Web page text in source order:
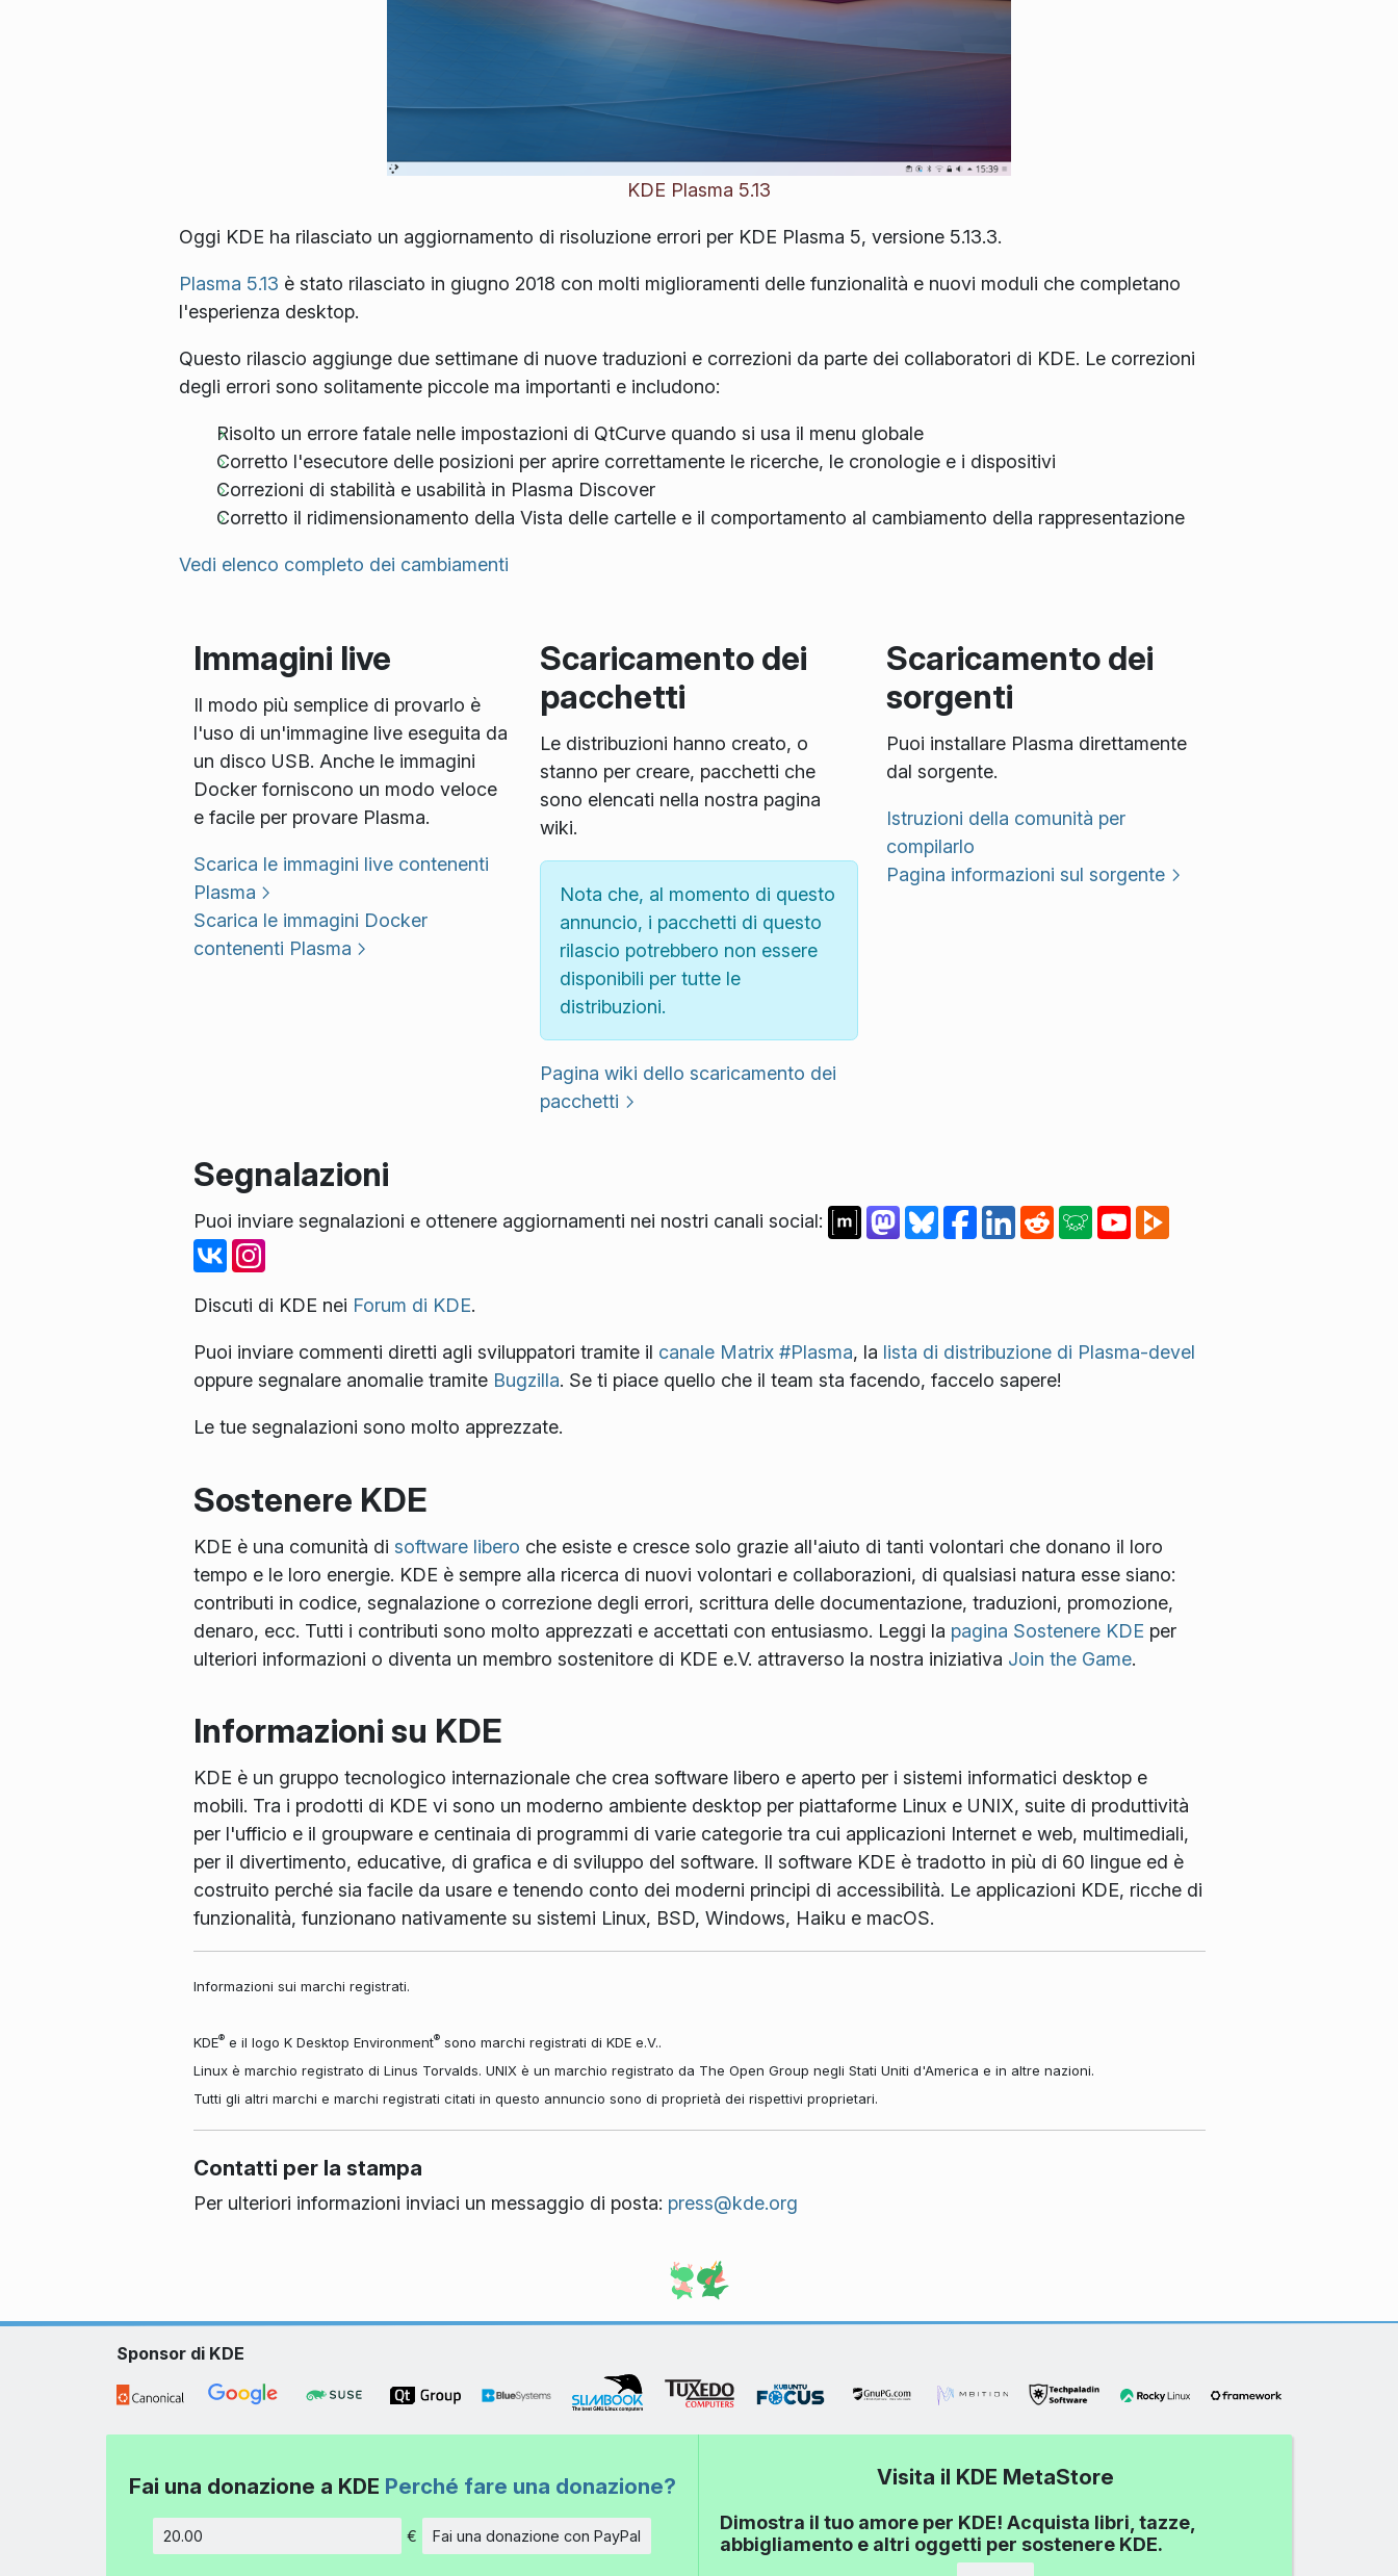
KDE Plasma 5.13
Oggi KDE ha rilasciato un aggiornamento di risoluzione errori per KDE Plasma 5, versione 5.13.3.
Plasma 5.13 è stato rilasciato in giugno 2018 con molti miglioramenti delle funzionalità e nuovi moduli che completano
l'esperienza desktop.
Questo rilascio aggiunge due settimane di nuove traduzioni e correzioni da parte dei collaboratori di KDE. Le correzioni
degli errori sono solitamente piccole ma importanti e includono:
Risolto un errore fatale nelle impostazioni di QtCurve quando si usa il menu globale
Corretto l'esecutore delle posizioni per aprire correttamente le ricerche, le cronologie e i dispositivi
Correzioni di stabilità e usabilità in Plasma Discover
Corretto il ridimensionamento della Vista delle cartelle e il comportamento al cambiamento della rappresentazione
Vedi elenco completo dei cambiamenti
Immagini live
Il modo più semplice di provarlo è
l'uso di un'immagine live eseguita da
un disco USB. Anche le immagini
Docker forniscono un modo veloce
e facile per provare Plasma.
Scarica le immagini live contenenti
Plasma
Scarica le immagini Docker
contenenti Plasma
Scaricamento dei
pacchetti
Le distribuzioni hanno creato, o
stanno per creare, pacchetti che
sono elencati nella nostra pagina
wiki.
Nota che, al momento di questo
annuncio, i pacchetti di questo
rilascio potrebbero non essere
disponibili per tutte le
distribuzioni.
Pagina wiki dello scaricamento dei
pacchetti
Scaricamento dei
sorgenti
Puoi installare Plasma direttamente
dal sorgente.
Istruzioni della comunità per
compilarlo
Pagina informazioni sul sorgente
Segnalazioni
Puoi inviare segnalazioni e ottenere aggiornamenti nei nostri canali social:
Discuti di KDE nei Forum di KDE.
Puoi inviare commenti diretti agli sviluppatori tramite il canale Matrix #Plasma, la lista di distribuzione di Plasma-devel
oppure segnalare anomalie tramite Bugzilla. Se ti piace quello che il team sta facendo, faccelo sapere!
Le tue segnalazioni sono molto apprezzate.
Sostenere KDE
KDE è una comunità di software libero che esiste e cresce solo grazie all'aiuto di tanti volontari che donano il loro
tempo e le loro energie. KDE è sempre alla ricerca di nuovi volontari e collaborazioni, di qualsiasi natura esse siano:
contributi in codice, segnalazione o correzione degli errori, scrittura delle documentazione, traduzioni, promozione,
denaro, ecc. Tutti i contributi sono molto apprezzati e accettati con entusiasmo. Leggi la pagina Sostenere KDE per
ulteriori informazioni o diventa un membro sostenitore di KDE e.V. attraverso la nostra iniziativa Join the Game.
Informazioni su KDE
KDE è un gruppo tecnologico internazionale che crea software libero e aperto per i sistemi informatici desktop e
mobili. Tra i prodotti di KDE vi sono un moderno ambiente desktop per piattaforme Linux e UNIX, suite di produttività
per l'ufficio e il groupware e centinaia di programmi di varie categorie tra cui applicazioni Internet e web, multimediali,
per il divertimento, educative, di grafica e di sviluppo del software. Il software KDE è tradotto in più di 60 lingue ed è
costruito perché sia facile da usare e tenendo conto dei moderni principi di accessibilità. Le applicazioni KDE, ricche di
funzionalità, funzionano nativamente su sistemi Linux, BSD, Windows, Haiku e macOS.
Informazioni sui marchi registrati.
KDE®e il logo K Desktop Environment®sono marchi registrati di KDE e.V..
Linux è marchio registrato di Linus Torvalds. UNIX è un marchio registrato da The Open Group negli Stati Uniti d'America e in altre nazioni.
Tutti gli altri marchi e marchi registrati citati in questo annuncio sono di proprietà dei rispettivi proprietari.
Contatti per la stampa
Per ulteriori informazioni inviaci un messaggio di posta: press@kde.org
Sponsor di KDE
Fai una donazione a KDE Perché fare una donazione?
Importo
€ Fai una donazione con PayPal
Visita il KDE MetaStore
Dimostra il tuo amore per KDE! Acquista libri, tazze,
abbigliamento e altri oggetti per sostenere KDE.